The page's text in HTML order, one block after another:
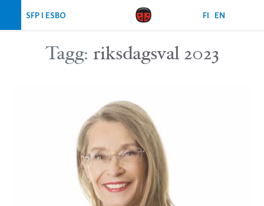
SFP I ESBO EN
FI
Tagg: riksdagsval 2023